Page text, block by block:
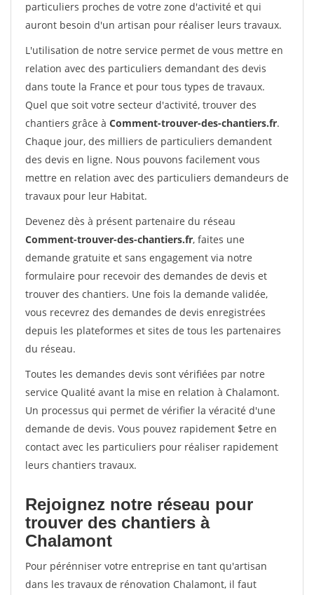
particuliers proches de votre zone d'activité et qui
auront besoin d'un artisan pour réaliser leurs travaux.
L'utilisation de notre service permet de vous mettre en
relation avec des particuliers demandant des devis
dans toute la France et pour tous types de travaux.
Quel que soit votre secteur d'activité, trouver des
chantiers grâce à Comment-trouver-des-chantiers.fr.
Chaque jour, des milliers de particuliers demandent
des devis en ligne. Nous pouvons facilement vous
mettre en relation avec des particuliers demandeurs de
travaux pour leur Habitat.
Devenez dès à présent partenaire du réseau
Comment-trouver-des-chantiers.fr, faites une
demande gratuite et sans engagement via notre
formulaire pour recevoir des demandes de devis et
trouver des chantiers. Une fois la demande validée,
vous recevrez des demandes de devis enregistrées
depuis les plateformes et sites de tous les partenaires
du réseau.
Toutes les demandes devis sont vérifiées par notre
service Qualité avant la mise en relation à Chalamont.
Un processus qui permet de vérifier la véracité d'une
demande de devis. Vous pouvez rapidement $etre en
contact avec les particuliers pour réaliser rapidement
leurs chantiers travaux.
Rejoignez notre réseau pour
trouver des chantiers à
Chalamont
Pour pérénniser votre entreprise en tant qu'artisan
dans les travaux de rénovation Chalamont, il faut